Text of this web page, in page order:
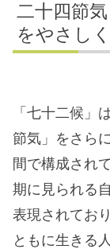
二十四節
をやさし
「七十二候」
節気」をさら
間で構成され
期に見られる
表現されてお
ともに生きる